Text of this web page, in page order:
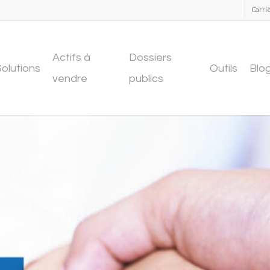
Actifs à
vendre
Dossiers
publics
Outils